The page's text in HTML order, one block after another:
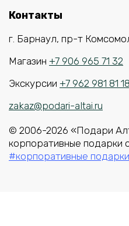
Контакты
г. Барнаул, пр-т
Магазин +7 906 965 71 32
Экскурсии +7 962 981 81 18
zakaz@podari-altai.ru
© 2006-2026 «Подари
корпоративные подарки
#корпоративные подарки